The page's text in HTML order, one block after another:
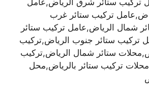
تركيب ستائر غرب
شمال الرياض,عامل تركيب ستائر
تركيب ستائر جنوب الرياض,تركيب
ستائر شمال الرياض,تركيب
تركيب ستائر بالرياض,محل